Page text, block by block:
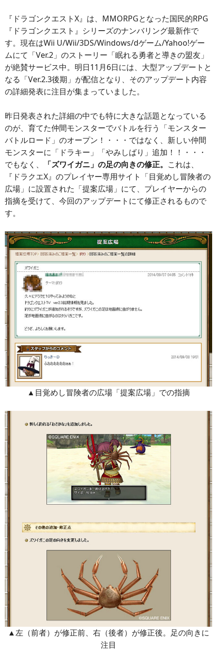
『ドラゴンクエストX』は、MMORPGとなった国民的RPG
『ドラゴンクエスト』シリーズのナンバリング最新作で
す。現在はWii U/Wii/3DS/Windows/dゲーム/Yahoo!ゲー
ムにて「Ver.2」のストーリー「眠れる勇者と導きの盟友」
が絶賛サービス中。明日11月6日には、大型アップデートと
なる「Ver.2.3後期」が配信となり、そのアップデート内容
の詳細発表に注目が集まっていました。
昨日発表された詳細の中でも特に大きな話題となっている
のが、育てた仲間モンスターでバトルを行う「モンスター
バトルロード」のオープン！・・・ではなく、新しい仲間
モンスターに「ドラキー」「やみしばり」追加！！・・・
でもなく、
「ズワイガニ」の足の向きの修正。 これは、
『ドラクエX』のプレイヤー専用サイト「目覚めし冒険者の
広場」に設置された「提案広場」にて、プレイヤーからの
指摘を受けて、今回のアップデートにて修正されるもので
す。
▲目覚めし冒険者の広場「提案広場」での指摘
▲左（前者）が修正前、右（後者）が修正後。足の向きに
注目